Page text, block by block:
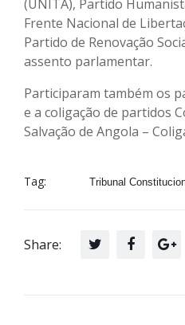
(UNITA), Partido
Frente Nacional de
Partido de Renovação
assento parlamentar.
Participaram também os
e a coligação de partidos
Salvação de Angola –
Tag: Tribunal
Share: